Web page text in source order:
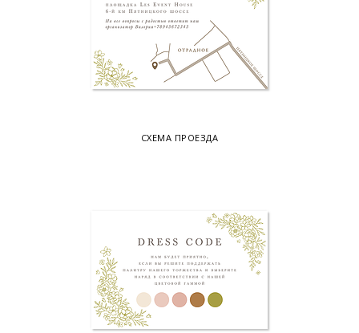
СХЕМА ПРОЕЗДА